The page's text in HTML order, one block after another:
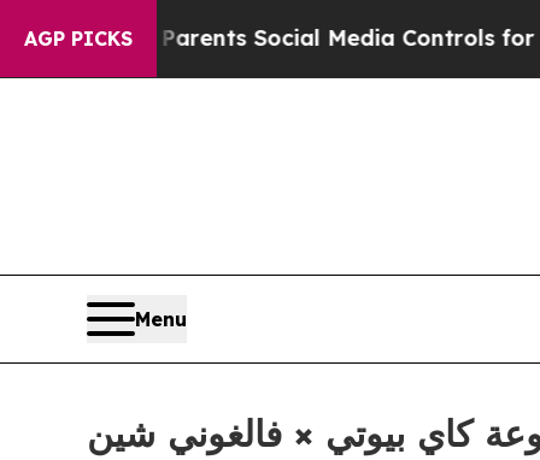
AGP PICKSSocial Media Controls for Their Kids.
Menu
كاي بيوتي × فالغوني شين